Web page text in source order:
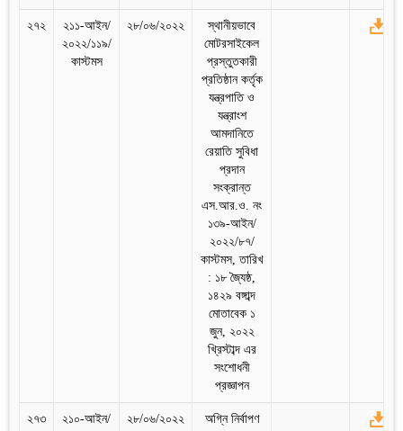
২৭২
২১১-আইন/
২০২২/১১৯/
কাস্টমস
২৮/০৬/২০২২
স্থানীয়ভাবে
মোটরসাইকেল
প্রস্তুতকারী
প্রতিষ্ঠান কর্তৃক
যন্ত্রপাতি ও
যন্ত্রাংশ
আমদানিতে
রেয়াতি সুবিধা
প্রদান
সংক্রান্ত
এস.আর.ও. নং
১৩৯-আইন/
২০২২/৮৭/
কাস্টমস, তারিখ
: ১৮ জ্যৈষ্ঠ,
১৪২৯ বঙ্গাব্দ
মোতাবেক ১
জুন, ২০২২
খ্রিস্টাব্দ এর
সংশোধনী
প্রজ্ঞাপন
২৭৩
২১০-আইন/
২৮/০৬/২০২২
অগ্নি নির্বাপণ